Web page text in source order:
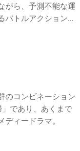
がら、予測不能な運
バトルアクション...
のコンビネーション
であり、あくまで
ディードラマ。